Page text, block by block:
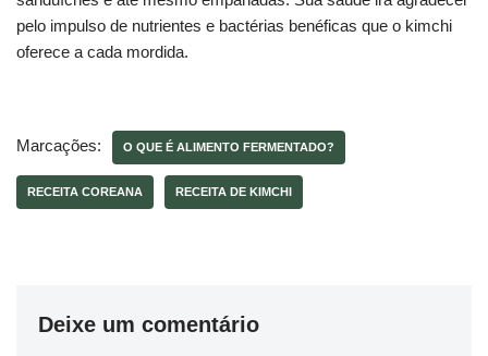
pelo impulso de nutrientes e bactérias benéficas que o kimchi
oferece a cada mordida.
Marcações: O QUE É ALIMENTO FERMENTADO?
RECEITA COREANA RECEITA DE KIMCHI
Deixe um comentário